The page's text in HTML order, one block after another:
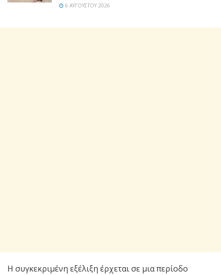
6 ΑΥΓΟΎΣΤΟΥ 2026
Η συγκεκριμένη εξέλιξη έρχεται σε μια περίοδο